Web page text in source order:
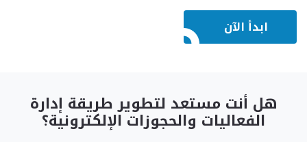
ابدأ الآن
هل أنت مستعد لتطوير طريقة إدارة
الفعاليات والحجوزات الإلكترونية؟